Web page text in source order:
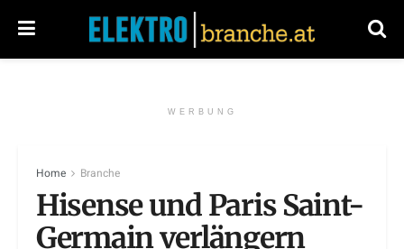
WERBUNG
Home Branche
Hisense und Paris Saint-
Germain verlängern